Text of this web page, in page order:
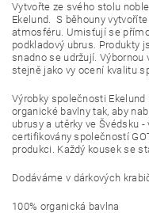
Vytvořte ze svého stolu
Ekelund.S běhouny
atmosféru. Umisťují se
podkladový ubrus. Produkty
snadno se udržují. Výbornou
stejně jako vy ocení kvalitu
Výrobky společnosti
organické bavlny tak, aby
ubrusy a utěrky ve Švédsku
certifikovány společností
produkci. Každý kousek se
Dodáváme v dárkových
100% organická bavlna